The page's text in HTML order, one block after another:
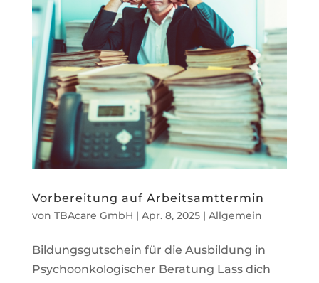
Vorbereitung auf Arbeitsamttermin
von TBAcare GmbH | Apr. 8, 2025| Allgemein
Bildungsgutschein für die Ausbildung in
Psychoonkologischer Beratung Lass dich